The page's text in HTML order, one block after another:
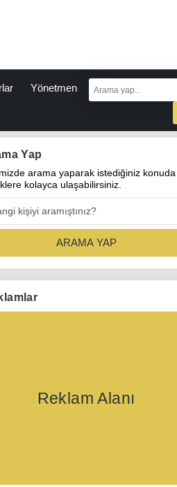
Yönetmen
Yap
arama yaparak istediğiniz konuda
kolayca ulaşabilirsiniz.
Reklam Alanı